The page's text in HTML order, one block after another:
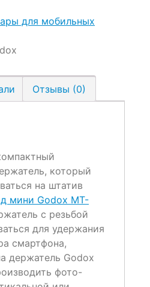
для мобильных
Отзывы (0)
который
на штатив
мини Godox MT-
с резьбой
для удержания
смартфона,
держатель Godox
фото-